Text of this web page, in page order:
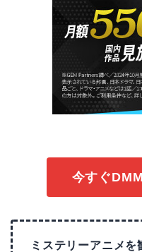
今すぐ
ミステリーアニメ